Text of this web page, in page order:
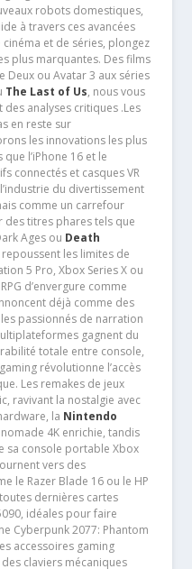
robots domestiques,
à travers ces avancées
et de séries, plongez
plus marquantes. Des films
Deux ou Avatar 3 aux séries
The Last of Us, nous vous
analyses critiques .Les
en reste sur
les innovations les plus
l’iPhone 16 et le
connectés et casques VR
du divertissement
comme un carrefour
des titres phares tels que
Ages ou Death
repoussent les limites de
5 Pro, Xbox Series X ou
d’envergure comme
déjà comme des
passionnés de narration
gagnent du
totale entre console,
révolutionne l’accès
Les remakes de jeux
ravivant la nostalgie avec
la Nintendo
4K enrichie, tandis
sa console portable Xbox
vers des
le Razer Blade 16 ou le HP
dernières cartes
idéales pour faire
Cyberpunk 2077: Phantom
accessoires gaming
claviers mécaniques